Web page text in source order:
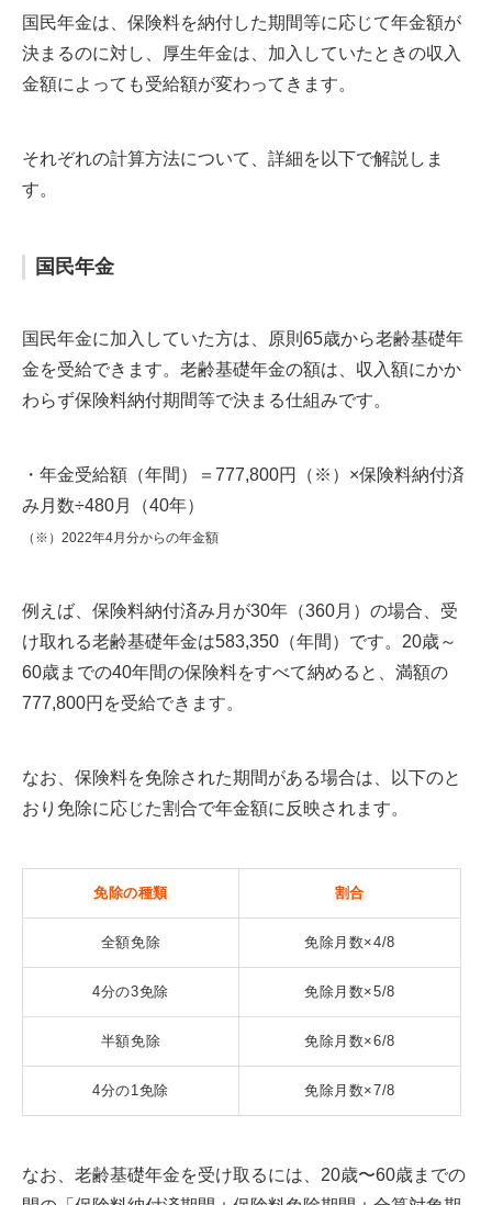
国民年金は、保険料を納付した期間等に応じて年金額が
決まるのに対し、厚生年金は、加入していたときの収入
金額によっても受給額が変わってきます。
それぞれの計算方法について、詳細を以下で解説しま
す。
国民年金
国民年金に加入していた方は、原則65歳から老齢基礎年
金を受給できます。老齢基礎年金の額は、収入額にかか
わらず保険料納付期間等で決まる仕組みです。
・年金受給額（年間）＝777,800円（※）×保険料納付済
み月数÷480月（40年）
（※）2022年4月分からの年金額
例えば、保険料納付済み月が30年（360月）の場合、受
け取れる老齢基礎年金は583,350（年間）です。20歳～
60歳までの40年間の保険料をすべて納めると、満額の
777,800円を受給できます。
なお、保険料を免除された期間がある場合は、以下のと
おり免除に応じた割合で年金額に反映されます。
免除の種類 割合
全額免除 免除月数×4/8
4分の3免除 免除月数×5/8
半額免除 免除月数×6/8
4分の1免除 免除月数×7/8
なお、老齢基礎年金を受け取るには、20歳〜60歳までの